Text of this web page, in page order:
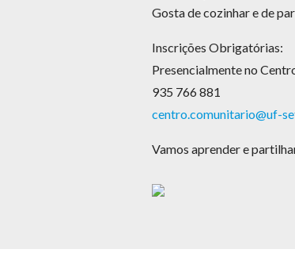
Gosta de cozinhar e de
Inscrições Obrigatórias:
Presencialmente no
935 766 881
centro.comunitario@uf-
Vamos aprender e